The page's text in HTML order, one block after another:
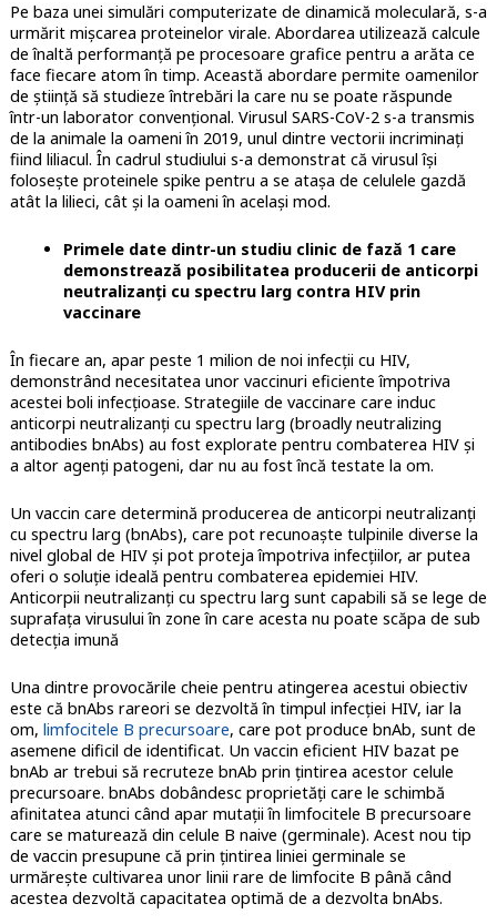
Pe baza unei simulări computerizate de dinamică moleculară, s-a
urmărit mișcarea proteinelor virale. Abordarea utilizează calcule
de înaltă performanță pe procesoare grafice pentru a arăta ce
face fiecare atom în timp. Această abordare permite oamenilor
de știință să studieze întrebări la care nu se poate răspunde
într-un laborator convențional. Virusul SARS-CoV-2 s-a transmis
de la animale la oameni în 2019, unul dintre vectorii incriminați
fiind liliacul. În cadrul studiului s-a demonstrat că virusul își
folosește proteinele spike pentru a se atașa de celulele gazdă
atât la lilieci, cât și la oameni în același mod.
Primele date dintr-un studiu clinic de fază 1 care
demonstrează posibilitatea producerii de anticorpi
neutralizanți cu spectru larg contra HIV prin
vaccinare
În fiecare an, apar peste 1 milion de noi infecții cu HIV,
demonstrând necesitatea unor vaccinuri eficiente împotriva
acestei boli infecțioase. Strategiile de vaccinare care induc
anticorpi neutralizanți cu spectru larg (broadly neutralizing
antibodies bnAbs) au fost explorate pentru combaterea HIV și
a altor agenți patogeni, dar nu au fost încă testate la om.
Un vaccin care determină producerea de anticorpi neutralizanți
cu spectru larg (bnAbs), care pot recunoaște tulpinile diverse la
nivel global de HIV și pot proteja împotriva infecțiilor, ar putea
oferi o soluție ideală pentru combaterea epidemiei HIV.
Anticorpii neutralizanți cu spectru larg sunt capabili să se lege de
suprafața virusului în zone în care acesta nu poate scăpa de sub
detecția imună
Una dintre provocările cheie pentru atingerea acestui obiectiv
este că bnAbs rareori se dezvoltă în timpul infecției HIV, iar la
om, limfocitele B precursoare, care pot produce bnAb, sunt de
asemene dificil de identificat. Un vaccin eficient HIV bazat pe
bnAb ar trebui să recruteze bnAb prin țintirea acestor celule
precursoare. bnAbs dobândesc proprietăți care le schimbă
afinitatea atunci când apar mutații în limfocitele B precursoare
care se maturează din celule B naive (germinale). Acest nou tip
de vaccin presupune că prin țintirea liniei germinale se
urmărește cultivarea unor linii rare de limfocite B până când
acestea dezvoltă capacitatea optimă de a dezvolta bnAbs.